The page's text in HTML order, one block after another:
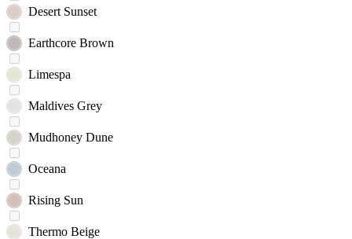
Desert Sunset
Earthcore Brown
Limespa
Maldives Grey
Mudhoney Dune
Oceana
Rising Sun
Thermo Beige